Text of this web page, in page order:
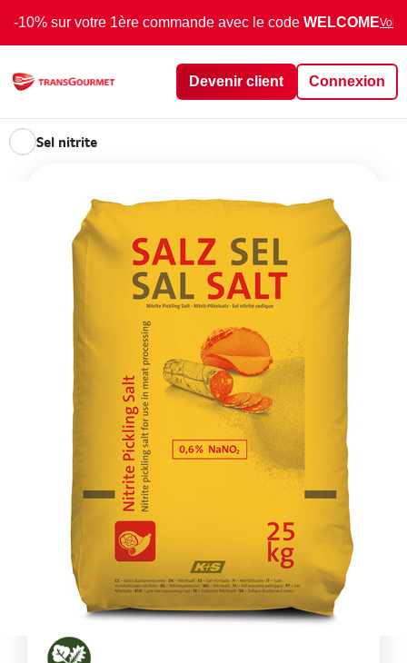
-10% sur votre 1ère commande avec le code WELCOMEVoir
Devenir client Connexion
Sel nitrite